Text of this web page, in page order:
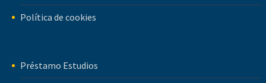
Política de cookies
Préstamo Estudios